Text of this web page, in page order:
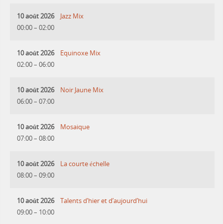
10 août 2026
00:00– 02:00
Jazz Mix
10 août 2026
02:00– 06:00
Equinoxe Mix
10 août 2026
06:00– 07:00
Noir Jaune Mix
10 août 2026
07:00– 08:00
Mosaique
10 août 2026
08:00– 09:00
La courte échelle
10 août 2026
09:00– 10:00
Talents d’hier et d’aujourd’hui